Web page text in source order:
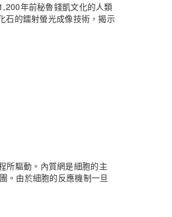
年前秘魯錢凱文化的人類
石的鐳射螢光成像技術，揭示
所驅動。內質網是細胞的主
。由於細胞的反應機制一旦